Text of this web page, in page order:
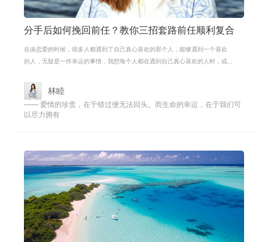
分手后如何挽回前任？教你三招套路前任顺利复合
在谈恋爱的时候，很多人都遇到了自己真心喜欢的那个人，能够遇到一个喜欢
的人，无疑是一件幸运的事情，我想每个人都在遇到自己真心喜欢的人时，或
林睦
—— 爱情的珍贵，在于错过便无法回头。而生命的幸运，在于我们可
以尽力拥有